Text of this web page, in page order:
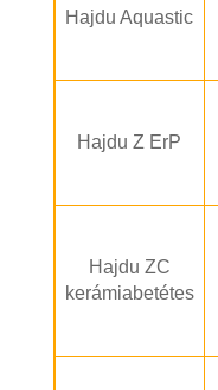
Hajdu Aquastic
Hajdu Z ErP
Hajdu ZC
kerámiabetétes